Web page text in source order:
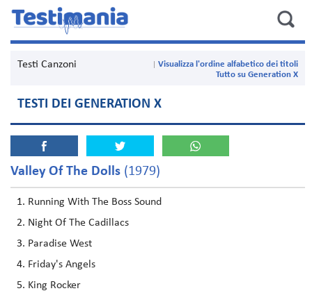
Testi Canzoni
Visualizza l'ordine alfabetico dei titoli
Tutto su Generation X
TESTI DEI GENERATION X
Valley Of The Dolls (1979)
Running With The Boss Sound
Night Of The Cadillacs
Paradise West
Friday's Angels
King Rocker